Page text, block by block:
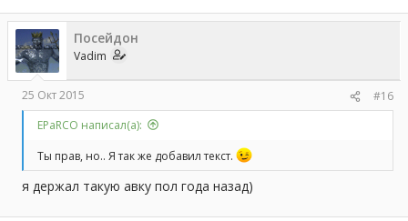
Посейдон
Vadim
25 Окт 2015
#16
EPaRCO написал(а):
Ты прав, но.. Я так же добавил текст.
я держал такую авку пол года назад)